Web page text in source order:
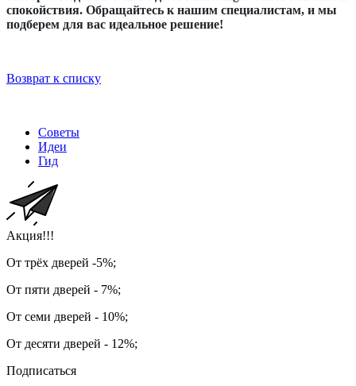
спокойствия. Обращайтесь к нашим специалистам, и мы
подберем для вас идеальное решение!
Возврат к списку
Советы
Идеи
Гид
Акция!!!
От трёх дверей -5%;
От пяти дверей - 7%;
От семи дверей - 10%;
От десяти дверей - 12%;
Подписаться